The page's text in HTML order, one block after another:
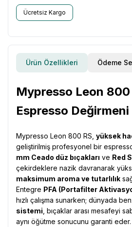
Ücretsiz Kargo
Ürün Özellikleri Ödeme
Mypresso Leon 800
Espresso Değirmeni
Mypresso Leon 800 RS, yüksek
geliştirilmiş profesyonel bir
mm Ceado düz bıçakları ve Red
çekirdeklere nazik davranarak
maksimum aroma ve tutarlılık
Entegre PFA (Portafilter
hızlı çalışma sunarken; dünyada
sistemi , bıçaklar arası mesafeyi
aynı öğütme sonucunu garanti eder.